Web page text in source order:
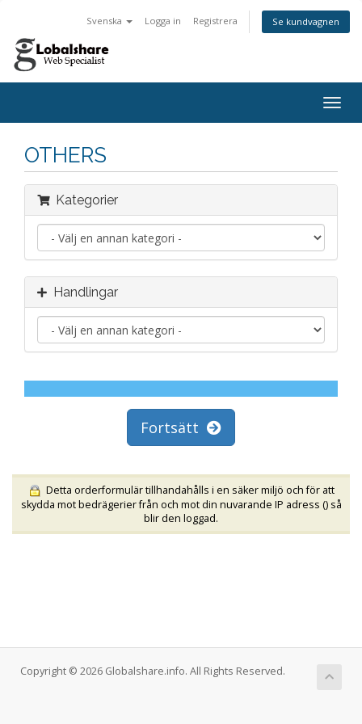
Svenska Logga in Registrera Se kundvagnen
OTHERS
Kategorier
Handlingar
Fortsätt
Detta orderformulär tillhandahålls i en säker miljö och för att
skydda mot bedrägerier från och mot din nuvarande IP adress () så
blir den loggad.
Copyright © 2026 Globalshare.info. All Rights Reserved.